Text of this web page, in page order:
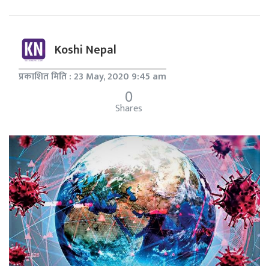
Koshi Nepal
प्रकाशित मिति : 23 May, 2020 9:45 am
0
Shares